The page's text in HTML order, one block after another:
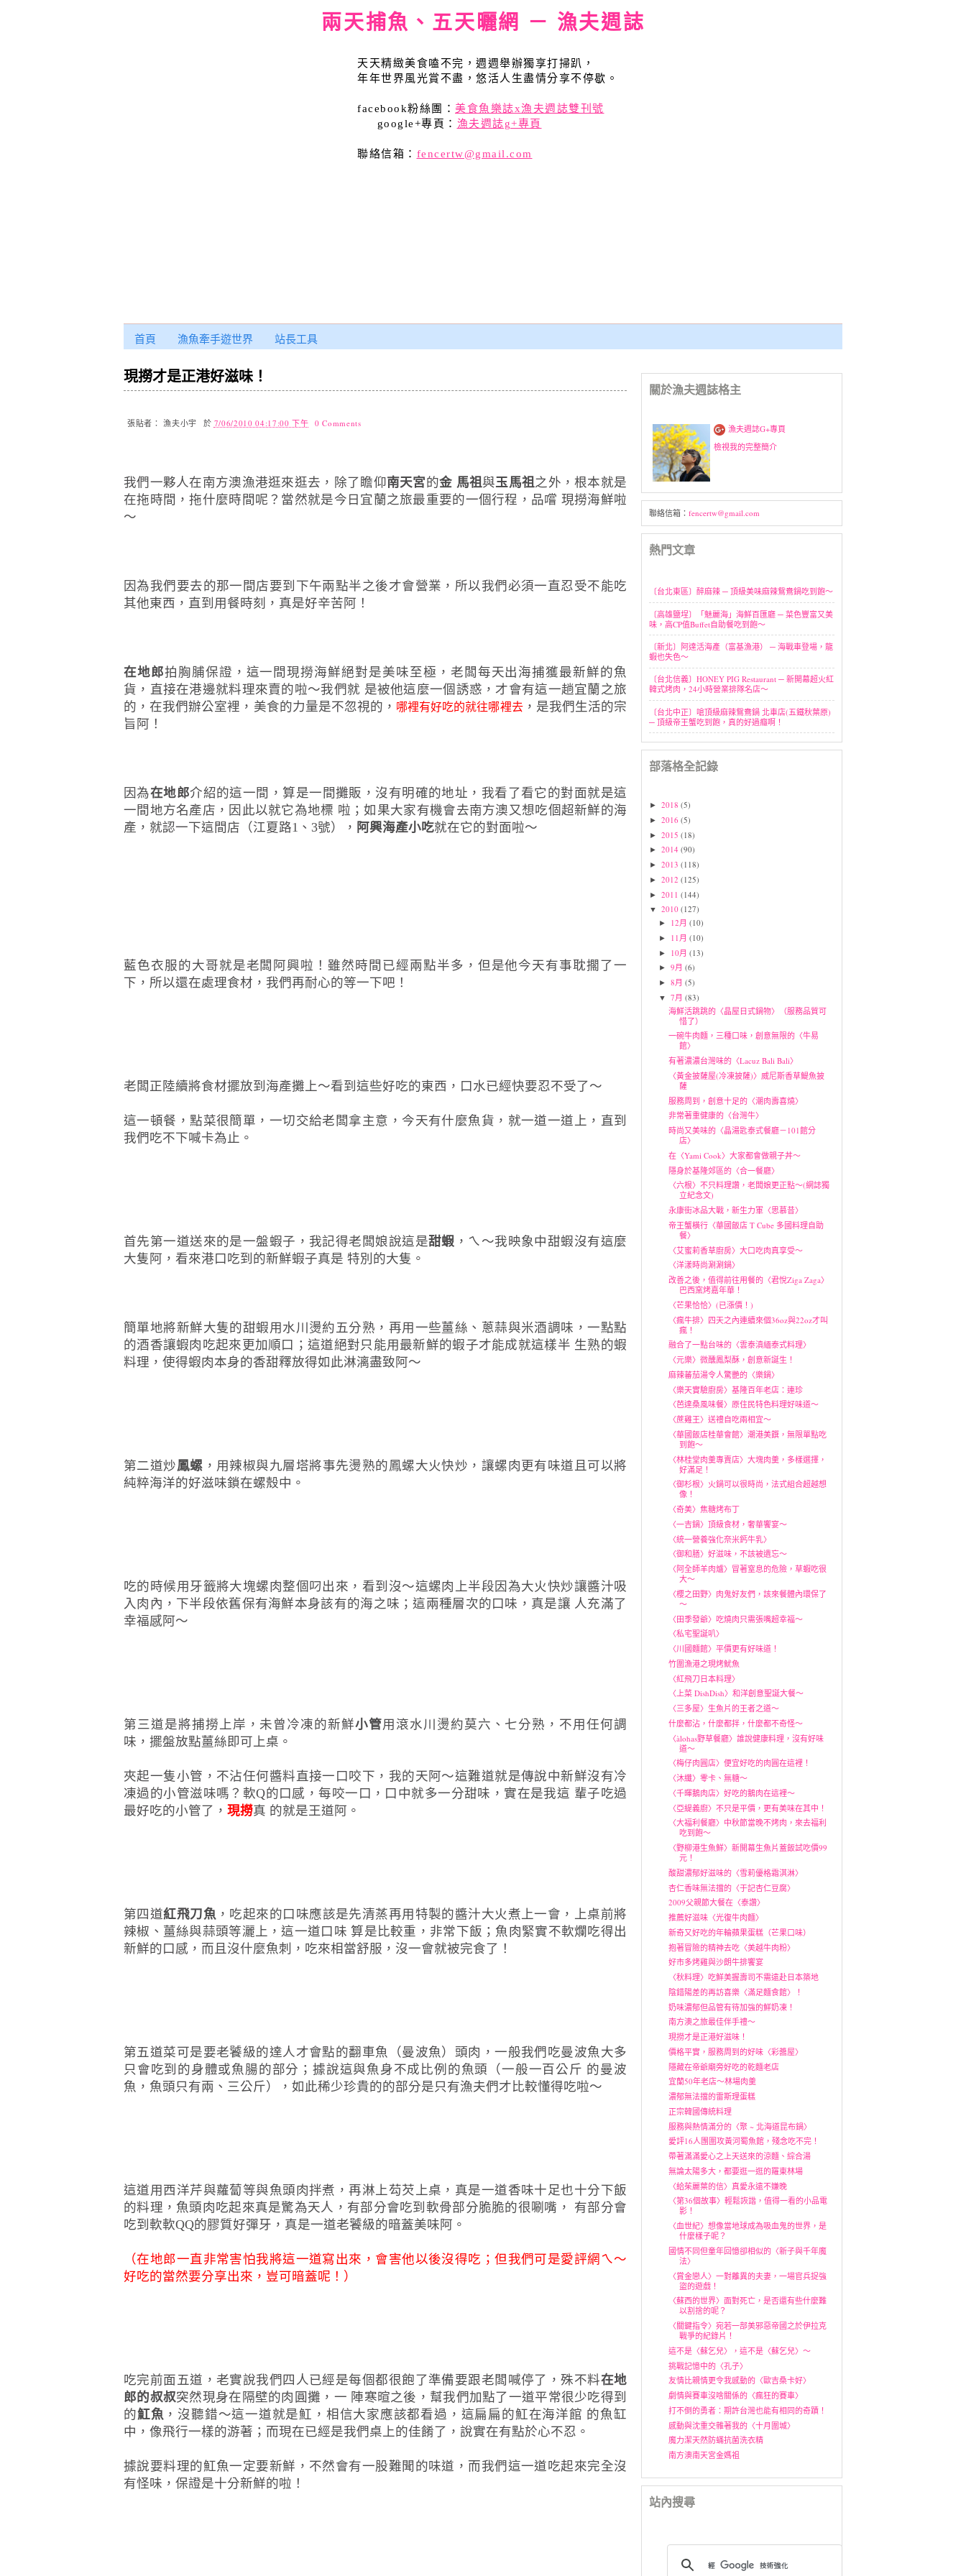
兩天捕魚、五天曬網 － 漁夫週誌
天天精緻美食嗑不完，週週舉辦獨享打掃趴，
年年世界風光賞不盡，悠活人生盡情分享不停歇。
facebook粉絲團： 美食魚樂誌x漁夫週誌雙刊號
google+專頁： 漁夫週誌g+專頁
聯絡信箱： fencertw@gmail.com
首頁 漁魚牽手遊世界 站長工具
現撈才是正港好滋味！
張貼者：漁夫小宇 於 7/06/2010 04:17:00 下午 0 Comments
我們一夥人在南方澳漁港逛來逛去，除了瞻仰南天宮的金 馬祖與玉馬祖 之外，根本就是
在拖時間，拖什麼時間呢？當然就是今日宜蘭之旅最重要的一個行程，品嚐 現撈海鮮啦
～
因為我們要去的那一間店要到下午兩點半之後才會營業，所以我們必須一直忍受不能吃
其他東西，直到用餐時刻，真是好辛苦阿！
在地郎拍胸脯保證，這一間現撈海鮮絕對是美味至極，老闆每天出海捕獲最新鮮的魚
貨，直接在港邊就料理來賣的啦～我們就 是被他這麼一個誘惑，才會有這一趟宜蘭之旅
的，在我們辦公室裡，美食的力量是不忽視的， 哪裡有好吃的就往哪裡去，是我們生活的宗
旨阿！
因為在地郎介紹的這一間，算是一間攤販，沒有明確的地址，我看了看它的對面就是這
一間地方名產店，因此以就它為地標 啦；如果大家有機會去南方澳又想吃個超新鮮的海
產，就認一下這間店（江夏路1、3號）， 阿興海產小吃就在它的對面啦～
藍色衣服的大哥就是老闆阿興啦！雖然時間已經兩點半多，但是他今天有事耽擱了一
下，所以還在處理食材，我們再耐心的等一下吧！
老闆正陸續將食材擺放到海產攤上～看到這些好吃的東西，口水已經快要忍不受了～
這一頓餐，點菜很簡單，一切交給老闆拿主意，今天有什麼魚貨，就一道一道上，直到
我們吃不下喊卡為止。
首先第一道送來的是一盤蝦子，我記得老闆娘說這是甜蝦 ，ㄟ～我映象中甜蝦沒有這麼
大隻阿，看來港口吃到的新鮮蝦子真是 特別的大隻。
簡單地將新鮮大隻的甜蝦用水川燙約五分熟，再用一些薑絲、蔥蒜與米酒調味，一點點
的酒香讓蝦肉吃起來更加順口；這道絕對只能用最新鮮的蝦子才能成就這樣半 生熟的蝦
料理，使得蝦肉本身的香甜釋放得如此淋漓盡致阿～
第二道炒鳳螺 ，用辣椒與九層塔將事先燙熟的鳳螺大火快炒，讓螺肉更有味道且可以將
純粹海洋的好滋味鎖在螺殼中。
吃的時候用牙籤將大塊螺肉整個叼出來，看到沒～這螺肉上半段因為大火快炒讓醬汁吸
入肉內，下半段依舊保有海鮮本身該有的海之味；這兩種層次的口味，真是讓 人充滿了
幸福感阿～
第三道是將捕撈上岸，未曾冷凍的新鮮小管用滾水川燙約莫六、七分熟，不用任何調
味，擺盤放點薑絲即可上桌。
夾起一隻小管，不沾任何醬料直接一口咬下，我的天阿～這難道就是傳說中新鮮沒有冷
凍過的小管滋味嗎？軟Q的口感，每咬一口，口中就多一分甜味，實在是我這 輩子吃過
最好吃的小管了， 現撈真 的就是王道阿。
第四道紅飛刀魚 ，吃起來的口味應該是先清蒸再用特製的醬汁大火煮上一會，上桌前將
辣椒、薑絲與蒜頭等灑上，這一道口味 算是比較重，非常下飯；魚肉緊實不軟爛吃得出
新鮮的口感，而且沒什麼魚刺，吃來相當舒服，沒一會就被完食了！
第五道菜可是要老饕級的達人才會點的翻車魚（曼波魚）頭肉，一般我們吃曼波魚大多
只會吃到的身體或魚腸的部分；據說這與魚身不成比例的魚頭（一般一百公斤 的曼波
魚，魚頭只有兩、三公斤），如此稀少珍貴的的部分是只有漁夫們才比較懂得吃啦～
這道用西洋芹與蘿蔔等與魚頭肉拌煮，再淋上芶芡上桌，真是一道香味十足也十分下飯
的料理，魚頭肉吃起來真是驚為天人，有部分會吃到軟骨部分脆脆的很唰嘴， 有部分會
吃到軟軟QQ的膠質好彈牙，真是一道老饕級的暗蓋美味阿。
（在地郎一直非常害怕我將這一道寫出來，會害他以後沒得吃；但我們可是愛評網ㄟ～
好吃的當然要分享出來，豈可暗蓋呢！）
吃完前面五道，老實說我們四人已經是每個都很飽了準備要跟老闆喊停了，殊不料在地
郎的叔叔突然現身在隔壁的肉圓攤，一 陣寒暄之後，幫我們加點了一道平常很少吃得到
的魟魚 ，沒聽錯～這一道就是魟，相信大家應該都看過，這扁扁的魟在海洋館 的魚缸
中，像飛行一樣的游著；而現在已經是我們桌上的佳餚了，說實在有點於心不忍。
據說要料理的魟魚一定要新鮮，不然會有一股難聞的味道，而我們這一道吃起來完全沒
有怪味，保證是十分新鮮的啦！
關於漁夫週誌格主
漁夫週誌G+專頁
檢視我的完整簡介
聯絡信箱： fencertw@gmail.com
熱門文章
〔台北東區〕醉麻辣 ─ 頂級美味麻辣鴛鴦鍋吃到飽～
〔高雄鹽埕〕「魅麗海」海鮮百匯廳 ─ 菜色豐富又美
味，高CP值Buffet自助餐吃到飽～
〔新北〕阿達活海產（富基漁港） ─ 海戰車登場，龍
蝦也失色～
〔台北信義〕HONEY PIG Restaurant ─ 新開幕超火紅
韓式烤肉，24小時營業排隊名店～
〔台北中正〕嗆頂級麻辣鴛鴦鍋 北車店(五鐵秋葉原)
─ 頂級帝王蟹吃到飽，真的好過癮啊！
部落格全記錄
► 2018 (5)
► 2016 (5)
► 2015 (18)
► 2014 (90)
► 2013 (118)
► 2012 (125)
► 2011 (144)
▼ 2010 (127)
► 12月(10)
► 11月(10)
► 10月(13)
►9月(6)
►8月(5)
▼7月(83)
海鮮活跳跳的〈晶屋日式鍋物〉（服務品質可
惜了）
一碗牛肉麵，三種口味，創意無限的〈牛易
館〉
有著濃濃台灣味的〈Lacuz Bali Bali〉
〈黃金披薩屋(冷凍披薩)〉威尼斯香草鯷魚披
薩
服務周到，創意十足的〈潮肉壽喜燒〉
非常著重健康的〈台灣牛〉
時尚又美味的〈晶湯匙泰式餐廳－101館分
店〉
在〈Yami Cook〉大家都會做親子丼～
隱身於基隆郊區的〈合一餐廳〉
〈六根〉不只料理讚，老闆娘更正點～(網誌獨
立紀念文)
永康街冰品大戰，新生力軍〈思慕昔〉
帝王蟹橫行〈華國飯店 T Cube 多國料理自助
餐〉
〈艾蜜莉香草廚房〉大口吃肉真享受～
〈洋漾時尚涮涮鍋〉
改善之後，值得前往用餐的〈君悅Ziga Zaga〉
巴西窯烤嘉年華！
〈芒果恰恰〉(已漲價！)
〈瘋牛排〉四天之內連續來個36oz與22oz才叫
瘋！
融合了一點台味的〈雲泰滇緬泰式料理〉
〈元樂〉微醺鳳梨酥，創意新誕生！
麻辣蕃茄湯令人驚艷的〈樂鍋〉
〈樂天實驗廚房〉基隆百年老店：連珍
〈芭達桑風味餐〉原住民特色料理好味道～
〈蔗雞王〉送禮自吃兩相宜～
〈華國飯店桂華會館〉潮港美饌，無限單點吃
到飽～
〈林桂堂肉羹專賣店〉大塊肉羹，多樣選擇，
好滿足！
〈御杉根〉火鍋可以很時尚，法式組合超越想
像！
〈奇美〉焦糖烤布丁
〈一吉鍋〉頂級食材，奢華饗宴～
〈統一營養強化奈米鈣牛乳〉
〈御和膳〉好滋味，不該被遺忘～
〈阿全師羊肉爐〉冒著窒息的危險，草蝦吃很
大～
〈櫻之田野〉肉鬼好友們，該來餐體內環保了
～
〈田季發爺〉吃燒肉只需張嘴超幸福～
〈私宅聖誕叭〉
〈川國麵館〉平價更有好味道！
竹圍漁港之現烤魷魚
〈紅飛刀日本料理〉
〈上菜 DishDish〉和洋創意聖誕大餐～
〈三多屋〉生魚片的王者之道～
什麼都沾，什麼都拌，什麼都不奇怪～
〈àlohas野草餐廳〉誰說健康料理，沒有好味
道～
〈梅仔肉圓店〉便宜好吃的肉圓在這裡！
〈沐纖〉零卡、無糖～
〈千暉鵝肉店〉好吃的鵝肉在這裡～
〈亞緹義廚〉不只是平價，更有美味在其中！
〈大福利餐廳〉中秋節當晚不烤肉，來去福利
吃到飽～
〈野柳港生魚鮮〉新開幕生魚片蓋飯試吃價99
元！
酸甜濃郁好滋味的〈雪莉優格霜淇淋〉
杏仁香味無法擋的〈于記杏仁豆腐〉
2009父親節大餐在〈泰讚〉
推薦好滋味〈光復牛肉麵〉
新奇又好吃的年輪蘋果蛋糕（芒果口味）
抱著冒險的精神去吃〈美越牛肉粉〉
好市多烤雞與沙朗牛排饗宴
〈秋料理〉吃鮮美握壽司不需遠赴日本築地
陰錯陽差的再訪喜樂〈滿足麵食館〉！
奶味濃郁但品管有待加強的鮮奶凍！
南方澳之旅最佳伴手禮～
現撈才是正港好滋味！
價格平實，服務周到的好味〈彩醬屋〉
隱藏在帝爺廟旁好吃的乾麵老店
宜蘭50年老店～林場肉羹
濃郁無法擋的雷斯理蛋糕
正宗韓國傳統料理
服務與熱情滿分的〈聚 ~ 北海道昆布鍋〉
愛評16人團圍攻黃河蜀魚館，殘念吃不完！
帶著滿滿愛心之上天送來的涼麵、綜合湯
無論太陽多大，都要逛一逛的羅東林場
〈給茱麗葉的信〉真愛永遠不嫌晚
〈第36個故事〉輕鬆詼諧，值得一看的小品電
影！
〈血世紀〉想像當地球成為吸血鬼的世界，是
什麼樣子呢？
國情不同但童年回憶卻相似的〈新子與千年魔
法〉
〈賞金戀人〉一對離異的夫妻，一場官兵捉強
盜的遊戲！
〈蘇西的世界〉面對死亡，是否還有些什麼難
以割捨的呢？
〈關鍵指令〉宛若一部美邪惡帝國之於伊拉克
戰爭的紀錄片！
這不是〈蘇乞兒〉，這不是〈蘇乞兒〉～
挑戰記憶中的〈孔子〉
友情比親情更令我感動的〈歐吉桑卡好〉
劇情與賽車沒啥關係的〈瘋狂的賽車〉
打不倒的勇者：期許台灣也能有相同的奇蹟！
感動與沈重交雜著我的〈十月圍城〉
魔力潔天然防蟎抗菌洗衣精
南方澳南天宮金媽祖
站內搜尋